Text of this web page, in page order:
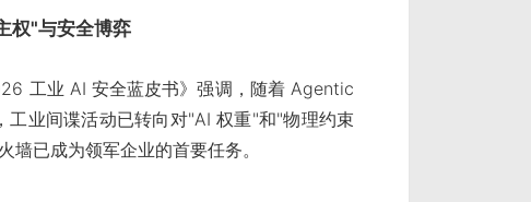
权"与安全博弈
工业 AI 安全蓝皮书》强调，随着 Agentic
业间谍活动已转向对"AI 权重"和"物理约束
已成为领军企业的首要任务。